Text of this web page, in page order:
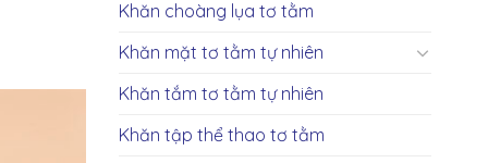
Khăn choàng lụa tơ tằm
Khăn mặt tơ tằm tự nhiên
Khăn tắm tơ tằm tự nhiên
Khăn tập thể thao tơ tằm